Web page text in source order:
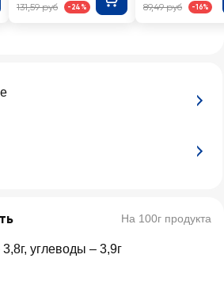
На 100г продукта
углеводы – 3,9г
131,59 руб -24% 89,49 руб -16%